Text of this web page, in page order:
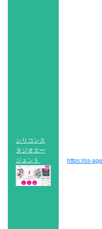
シリコンス
タジオエー
ジェント
https://ss-